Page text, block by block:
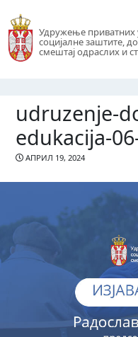
Удружење приватних
социјалне заштите,
смештај одраслих и
udruzenje-
edukacija-
АПРИЛ 19, 2024